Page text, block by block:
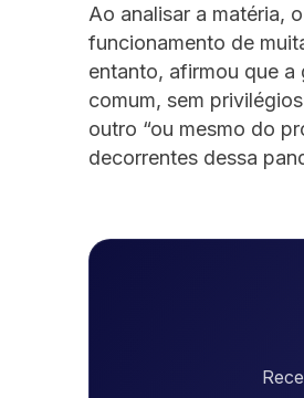
Ao analisar a matéria,
funcionamento de
entanto, afirmou que
comum, sem
outro “ou mesmo do
decorrentes dessa